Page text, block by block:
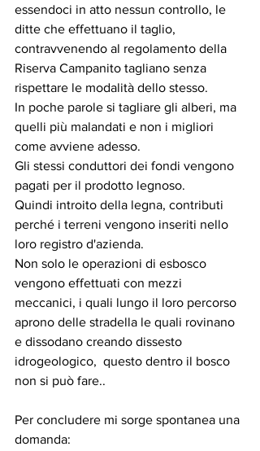
essendoci in atto nessun controllo, le
ditte che effettuano il taglio,
contravvenendo al regolamento della
Riserva Campanito tagliano senza
rispettare le modalità dello stesso.
In poche parole si tagliare gli alberi, ma
quelli più malandati e non i migliori
come avviene adesso.
Gli stessi conduttori dei fondi vengono
pagati per il prodotto legnoso.
Quindi introito della legna, contributi
perché i terreni vengono inseriti nello
loro registro d'azienda.
Non solo le operazioni di esbosco
vengono effettuati con mezzi
meccanici, i quali lungo il loro percorso
aprono delle stradella le quali rovinano
e dissodano creando dissesto
idrogeologico,  questo dentro il bosco
non si può fare..
Per concludere mi sorge spontanea una
domanda: